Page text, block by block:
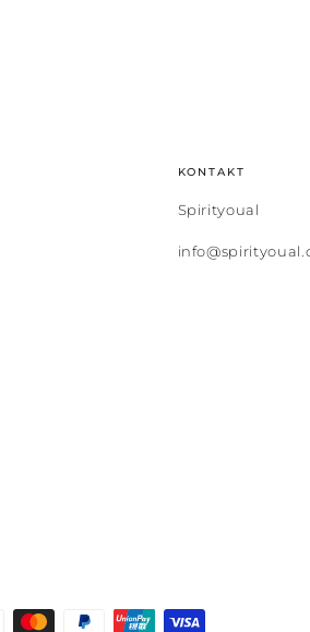
KONTAKT
Spirityoual